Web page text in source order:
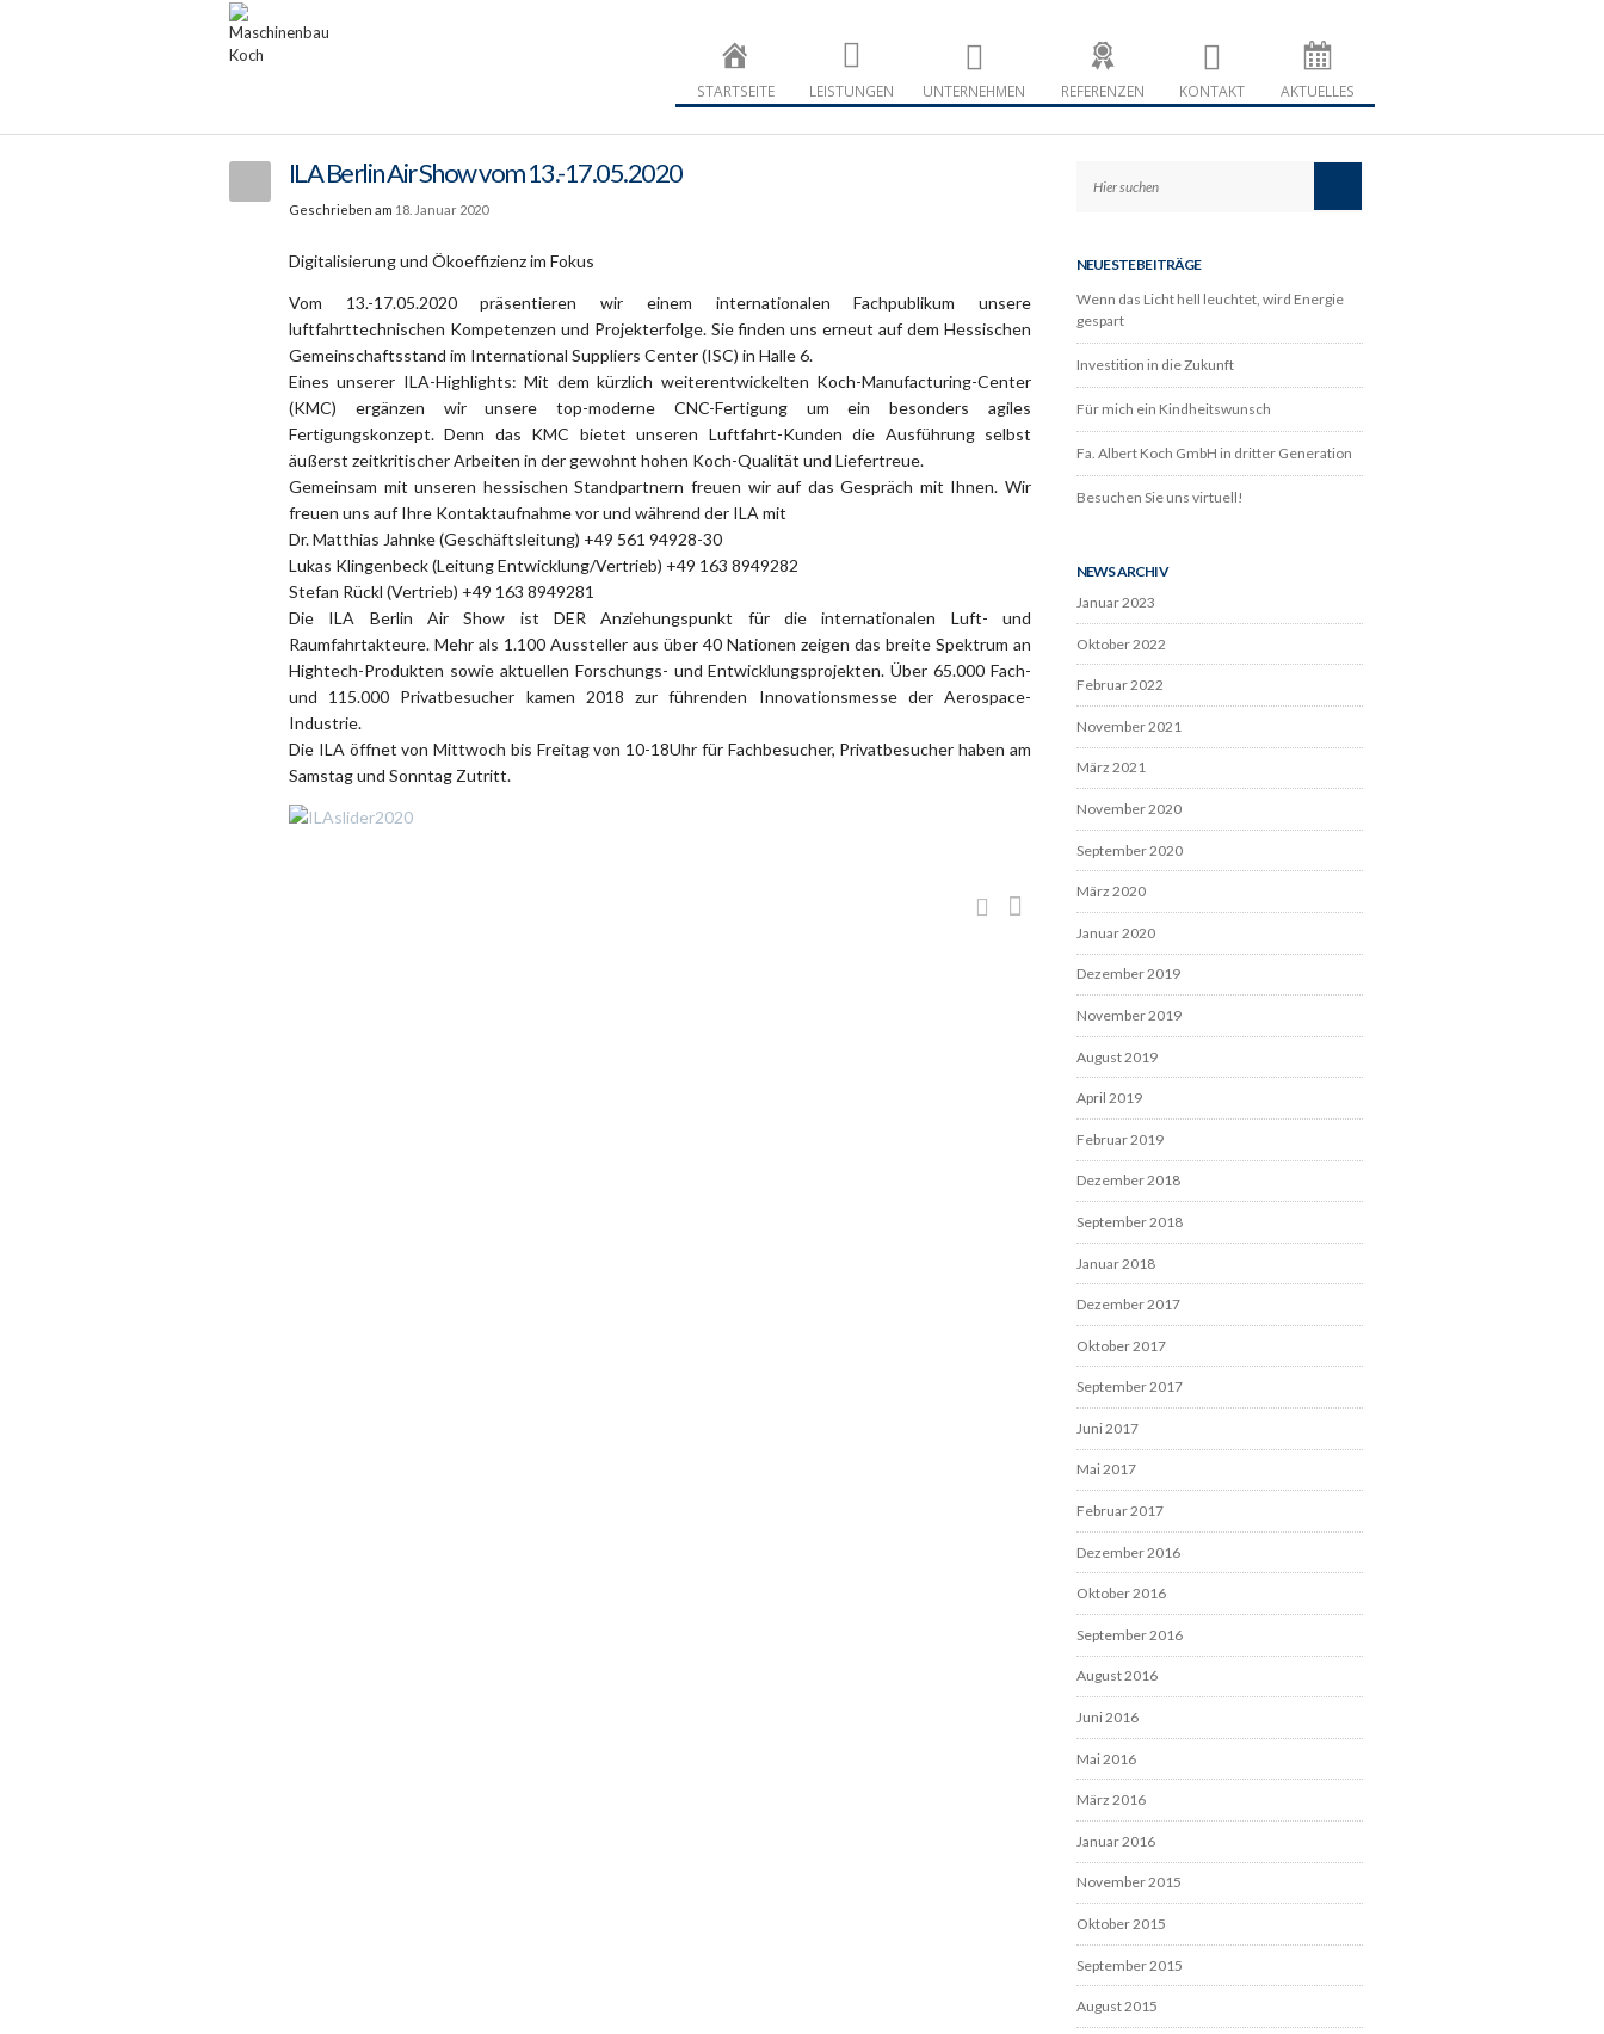
Maschinenbau Koch
Maschinenbau Nordhessen
STARTSEITE LEISTUNGEN UNTERNEHMEN REFERENZEN KONTAKT AKTUELLES
ILA Berlin Air Show vom 13.-17.05.2020
Geschrieben am 18. Januar 2020
Digitalisierung und Ökoeffizienz im Fokus
Vom 13.-17.05.2020 präsentieren wir einem internationalen Fachpublikum unsere
luftfahrttechnischen Kompetenzen und Projekterfolge. Sie finden uns erneut auf dem Hessischen
Gemeinschaftsstand im International Suppliers Center (ISC) in Halle 6.
Eines unserer ILA-Highlights: Mit dem kürzlich weiterentwickelten Koch-Manufacturing-Center
(KMC) ergänzen wir unsere top-moderne CNC-Fertigung um ein besonders agiles
Fertigungskonzept. Denn das KMC bietet unseren Luftfahrt-Kunden die Ausführung selbst
äußerst zeitkritischer Arbeiten in der gewohnt hohen Koch-Qualität und Liefertreue.
Gemeinsam mit unseren hessischen Standpartnern freuen wir auf das Gespräch mit Ihnen. Wir
freuen uns auf Ihre Kontaktaufnahme vor und während der ILA mit
Dr. Matthias Jahnke (Geschäftsleitung) +49 561 94928-30
Lukas Klingenbeck (Leitung Entwicklung/Vertrieb) +49 163 8949282
Stefan Rückl (Vertrieb) +49 163 8949281
Die ILA Berlin Air Show ist DER Anziehungspunkt für die internationalen Luft- und
Raumfahrtakteure. Mehr als 1.100 Aussteller aus über 40 Nationen zeigen das breite Spektrum an
Hightech-Produkten sowie aktuellen Forschungs- und Entwicklungsprojekten. Über 65.000 Fach-
und 115.000 Privatbesucher kamen 2018 zur führenden Innovationsmesse der Aerospace-
Industrie.
Die ILA öffnet von Mittwoch bis Freitag von 10-18Uhr für Fachbesucher, Privatbesucher haben am
Samstag und Sonntag Zutritt.
NEUESTE BEITRÄGE
Wenn das Licht hell leuchtet, wird Energie
gespart
Investition in die Zukunft
Für mich ein Kindheitswunsch
Fa. Albert Koch GmbH in dritter Generation
Besuchen Sie uns virtuell!
NEWS ARCHIV
Januar 2023
Oktober 2022
Februar 2022
November 2021
März 2021
November 2020
September 2020
März 2020
Januar 2020
Dezember 2019
November 2019
August 2019
April 2019
Februar 2019
Dezember 2018
September 2018
Januar 2018
Dezember 2017
Oktober 2017
September 2017
Juni 2017
Mai 2017
Februar 2017
Dezember 2016
Oktober 2016
September 2016
August 2016
Juni 2016
Mai 2016
März 2016
Januar 2016
November 2015
Oktober 2015
September 2015
August 2015